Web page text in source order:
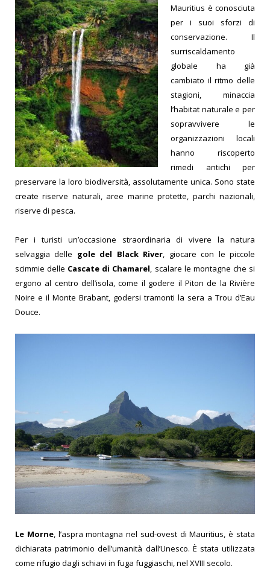
Mauritius è conosciuta
per i suoi sforzi di
conservazione. Il
surriscaldamento
globale ha già
cambiato il ritmo delle
stagioni, minaccia
l’habitat naturale e per
sopravvivere le
organizzazioni locali
hanno riscoperto
rimedi antichi per
preservare la loro biodiversità, assolutamente unica. Sono state
create riserve naturali, aree marine protette, parchi nazionali,
riserve di pesca.
Per i turisti un’occasione straordinaria di vivere la natura
selvaggia delle gole del Black River, giocare con le piccole
scimmie delle Cascate di Chamarel, scalare le montagne che si
ergono al centro dell’isola, come il godere il Piton de la Rivière
Noire e il Monte Brabant, godersi tramonti la sera a Trou d’Eau
Douce.
Le Morne, l’aspra montagna nel sud-ovest di Mauritius, è stata
dichiarata patrimonio dell’umanità dall’Unesco. È stata utilizzata
come rifugio dagli schiavi in fuga fuggiaschi, nel XVIII secolo.